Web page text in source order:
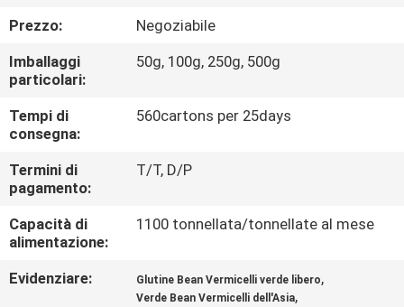
CONTROLLO
DI
QUALITÀ
CONTATTICI
RICHIEDA
UNA
CITAZIONE
Prezzo:
Negoziabile
Imballaggi
particolari:
50g, 100g, 250g, 500g
Tempi di
consegna:
560cartons per 25days
Termini di
pagamento:
T/T, D/P
Capacità di
alimentazione:
1100 tonnellata/tonnellate al mese
Evidenziare: Glutine Bean Vermicelli verde libero,
Verde Bean Vermicelli dell'Asia,